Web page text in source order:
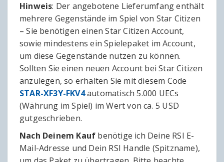
Hinweis: Der angebotene Lieferumfang enthält
mehrere Gegenstände im Spiel von Star Citizen
– Sie benötigen einen Star Citizen Account,
sowie mindestens ein Spielepaket im Account,
um diese Gegenstände nutzen zu können.
Sollten Sie einen neuen Account bei Star Citizen
anzulegen, so erhalten Sie mit diesem Code
STAR-XF3Y-FKV4automatisch 5.000 UECs
(Währung im Spiel) im Wert von ca. 5 USD
gutgeschrieben.
Nach Deinem Kauf benötige ich Deine RSI E-
Mail-Adresse und Dein RSI Handle (Spitzname),